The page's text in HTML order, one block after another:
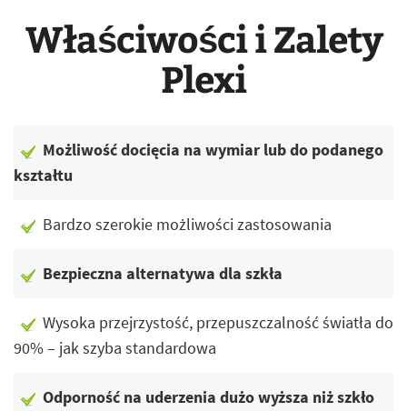
Właściwości i Zalety
Plexi
Możliwość docięcia na wymiar lub do podanego
kształtu
Bardzo szerokie możliwości zastosowania
Bezpieczna alternatywa dla szkła
Wysoka przejrzystość, przepuszczalność światła do
90% – jak szyba standardowa
Odporność na uderzenia dużo wyższa niż szkło